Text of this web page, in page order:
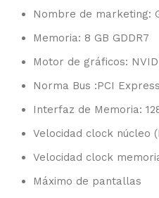
Nombre de marketing:
Memoria: 8 GB GDDR7
Motor de gráficos:
Norma Bus :PCI
Interfaz de Memoria:
Velocidad clock núcleo
Velocidad clock
Máximo de pantallas